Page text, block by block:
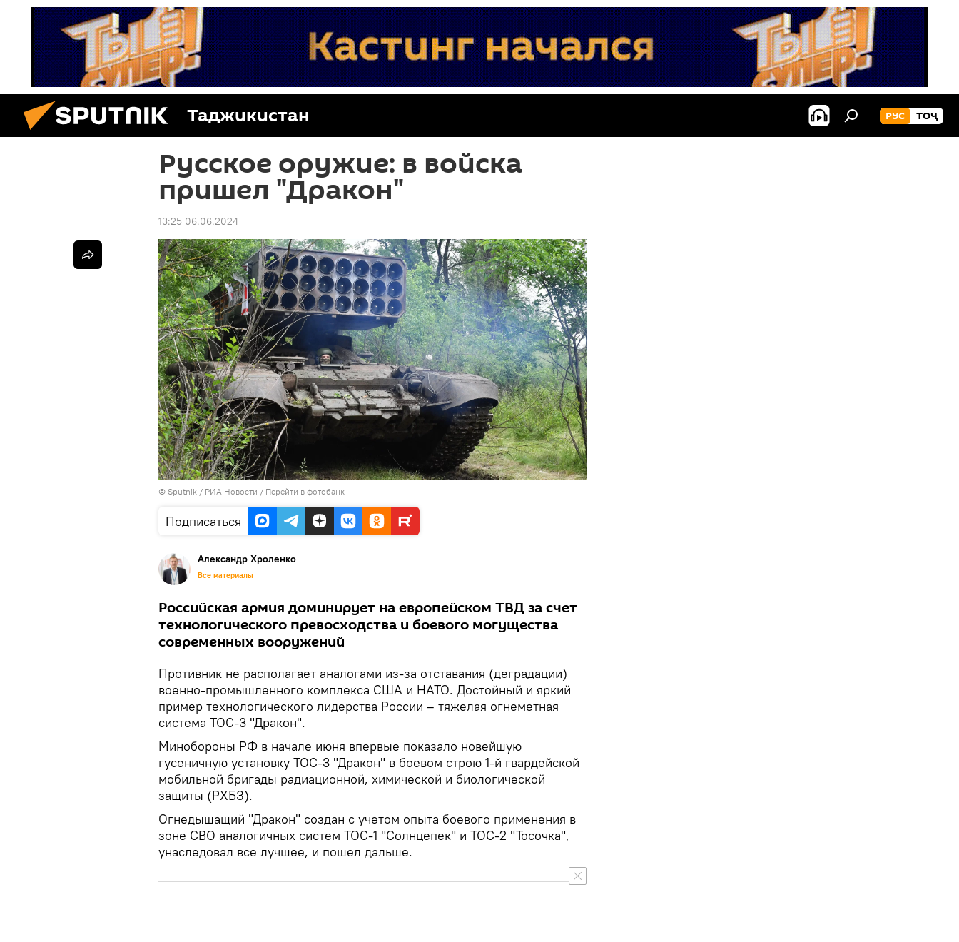
Таджикистан РУС ТОҶ
Русское оружие: в войска
пришел "Дракон"
13:25 06.06.2024
© Sputnik / РИА Новости / Перейти в фотобанк
Подписаться
Александр Хроленко
Все материалы
Российская армия доминирует на европейском ТВД за счет
технологического превосходства и боевого могущества
современных вооружений
Противник не располагает аналогами из-за отставания (деградации)
военно-промышленного комплекса США и НАТО. Достойный и яркий
пример технологического лидерства России – тяжелая огнеметная
система ТОС-3 "Дракон".
Минобороны РФ в начале июня впервые показало новейшую
гусеничную установку ТОС-3 "Дракон" в боевом строю 1-й гвардейской
мобильной бригады радиационной, химической и биологической
защиты (РХБЗ).
Огнедышащий "Дракон" создан с учетом опыта боевого применения в
зоне СВО аналогичных систем ТОС-1 "Солнцепек" и ТОС-2 "Тосочка",
унаследовал все лучшее, и пошел дальше.